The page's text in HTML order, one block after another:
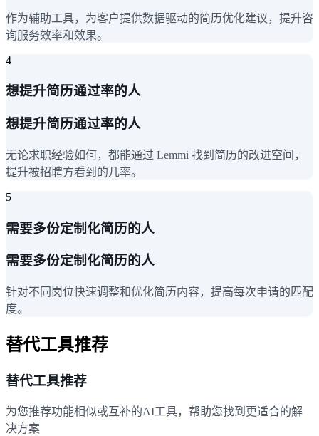
作为辅助工具，为客户提供数据驱动的简历优化建议，提升咨
询服务效率和效果。
4
想提升简历通过率的人
想提升简历通过率的人
无论求职经验如何，都能通过 Lemmi 找到简历的改进空间，
提升被招聘方看到的几率。
5
需要多份定制化简历的人
需要多份定制化简历的人
针对不同岗位快速调整和优化简历内容，提高每次申请的匹配
度。
替代工具推荐
替代工具推荐
为您推荐功能相似或互补的AI工具，帮助您找到更适合的解
决方案